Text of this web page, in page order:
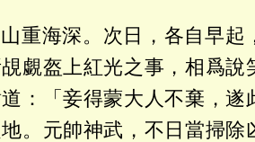
重海深。次日，各自早起
覷盔上紅光之事，相爲說
：「妾得蒙大人不棄，遂
。元帥神武，不日當掃除